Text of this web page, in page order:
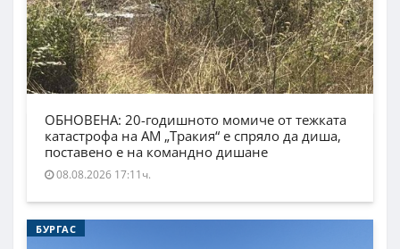
ОБНОВЕНА: 20-годишното момиче от тежката
катастрофа на АМ „Тракия“ е спряло да диша,
поставено е на командно дишане
08.08.2026 17:11ч.
БУРГАС